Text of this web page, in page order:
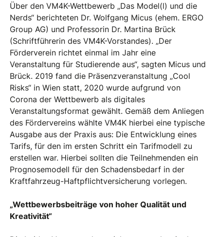
Über den VM4K-Wettbewerb „Das Model(l) und die
Nerds“ berichteten Dr. Wolfgang Micus (ehem. ERGO
Group AG) und Professorin Dr. Martina Brück
(Schriftführerin des VM4K-Vorstandes). „Der
Förderverein richtet einmal im Jahr eine
Veranstaltung für Studierende aus“, sagten Micus und
Brück. 2019 fand die Präsenzveranstaltung „Cool
Risks“ in Wien statt, 2020 wurde aufgrund von
Corona der Wettbewerb als digitales
Veranstaltungsformat gewählt. Gemäß dem Anliegen
des Fördervereins wählte VM4K hierbei eine typische
Ausgabe aus der Praxis aus: Die Entwicklung eines
Tarifs, für den im ersten Schritt ein Tarifmodell zu
erstellen war. Hierbei sollten die Teilnehmenden ein
Prognosemodell für den Schadensbedarf in der
Kraftfahrzeug-Haftpflichtversicherung vorlegen.
„Wettbewerbsbeiträge von hoher Qualität und
Kreativität“